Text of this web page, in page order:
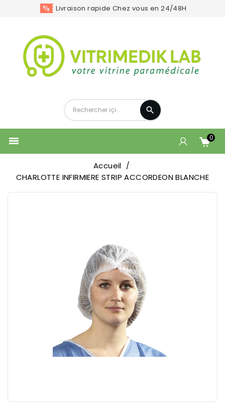
Livraison rapide Chez vous en 24/48H
 0
Accueil
CHARLOTTE INFIRMIERE STRIP ACCORDEON BLANCHE